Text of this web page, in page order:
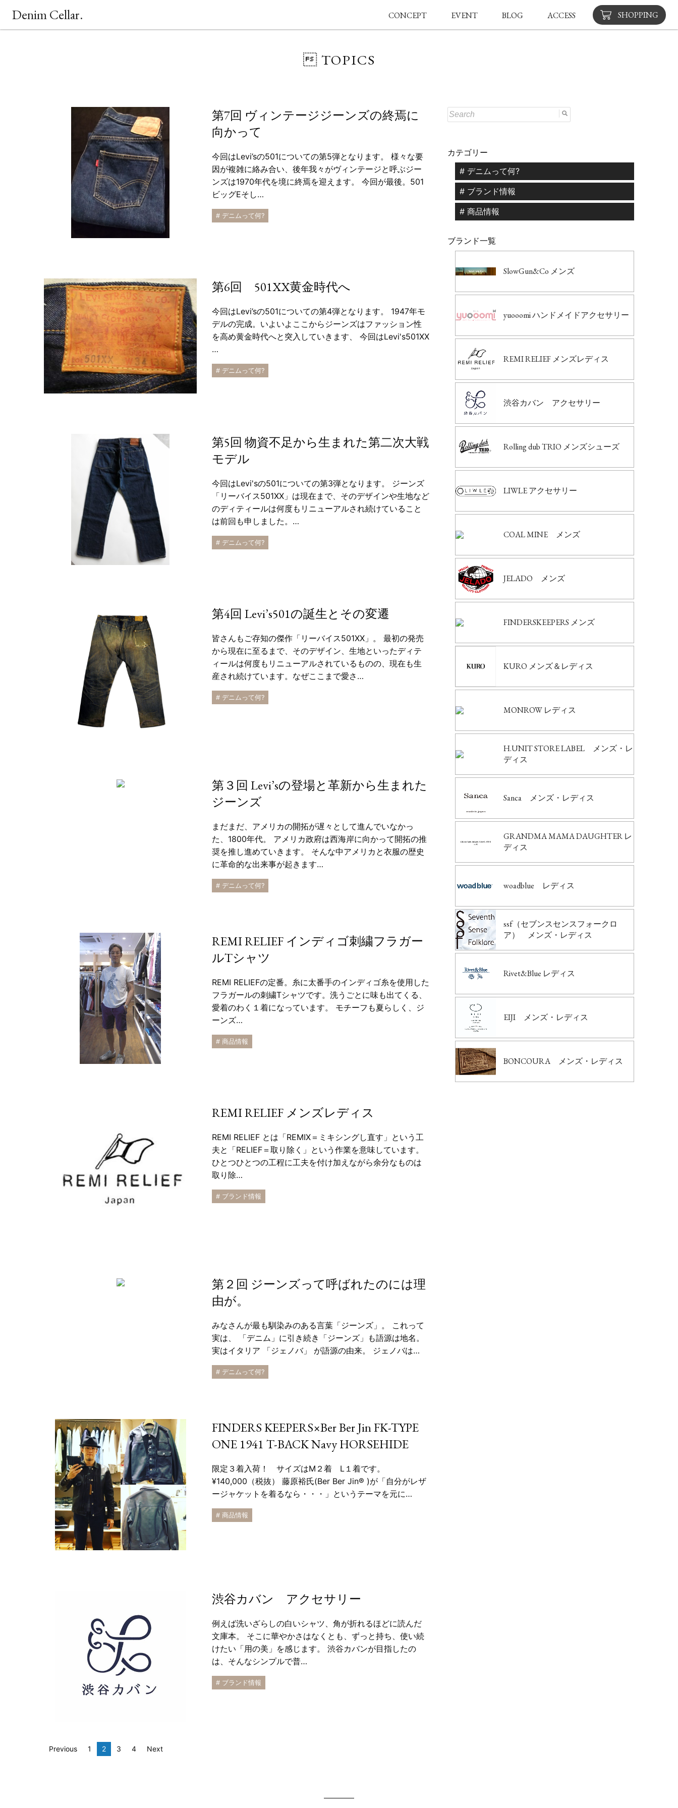
Denim Cellar. CONCEPT EVENT BLOG ACCESS SHOPPING
TOPICS
第7回 ヴィンテージジーンズの終焉に
向かって
今回はLevi’sの501についての第5弾となります。 様々な要
因が複雑に絡み合い、後年我々がヴィンテージと呼ぶジー
ンズは1970年代を境に終焉を迎えます。 今回が最後。501
ビッグEそし…
# デニムって何?
第6回 501XX黄金時代へ
今回はLevi’sの501についての第4弾となります。 1947年モ
デルの完成。いよいよここからジーンズはファッション性
を高め黄金時代へと突入していきます、 今回はLevi's501XX
…
# デニムって何?
第5回 物資不足から生まれた第二次大戦
モデル
今回はLevi'sの501についての第3弾となります。 ジーンズ
「リーバイス501XX」は現在まで、そのデザインや生地など
のディティールは何度もリニューアルされ続けていること
は前回も申しました。…
# デニムって何?
第4回 Levi’s501の誕生とその変遷
皆さんもご存知の傑作「リーバイス501XX」。 最初の発売
から現在に至るまで、そのデザイン、生地といったディテ
ィールは何度もリニューアルされているものの、現在も生
産され続けています。なぜここまで愛さ…
# デニムって何?
第３回 Levi’sの登場と革新から生まれた
ジーンズ
まだまだ、アメリカの開拓が遅々として進んでいなかっ
た、1800年代。 アメリカ政府は西海岸に向かって開拓の推
奨を推し進めていきます。 そんな中アメリカと衣服の歴史
に革命的な出来事が起きます…
# デニムって何?
REMI RELIEF インディゴ刺繍フラガー
ルTシャツ
REMI RELIEFの定番。糸に太番手のインディゴ糸を使用した
フラガールの刺繍Tシャツです。洗うごとに味も出てくる、
愛着のわく１着になっています。 モチーフも夏らしく、ジ
ーンズ…
# 商品情報
REMI RELIEF メンズレディス
REMI RELIEF とは「REMIX＝ミキシングし直す」という工
夫と「RELIEF＝取り除く」という作業を意味しています。
ひとつひとつの工程に工夫を付け加えながら余分なものは
取り除…
# ブランド情報
第２回 ジーンズって呼ばれたのには理
由が。
みなさんが最も馴染みのある言葉「ジーンズ」。 これって
実は、 「デニム」に引き続き「ジーンズ」も語源は地名。
実はイタリア 「ジェノバ」 が語源の由来。 ジェノバは…
# デニムって何?
FINDERS KEEPERS×Ber Ber Jin FK-TYPE
ONE 1941 T-BACK Navy HORSEHIDE
限定３着入荷！ サイズはM２着 L１着です。
¥140,000（税抜） 藤原裕氏(Ber Ber Jin® )が「自分がレザ
ージャケットを着るなら・・・」というテーマを元に…
# 商品情報
渋谷カバン アクセサリー
例えば洗いざらしの白いシャツ、角が折れるほどに読んだ
文庫本。 そこに華やかさはなくとも、ずっと持ち、使い続
けたい「用の美」を感じます。 渋谷カバンが目指したの
は、そんなシンプルで普…
# ブランド情報
Previous 1 2 3 4 Next
カテゴリー
# デニムって何?
# ブランド情報
# 商品情報
ブランド一覧
SlowGun&Co メンズ
yuooomi ハンドメイドアクセサリー
REMI RELIEF メンズレディス
渋谷カバン アクセサリー
Rolling dub TRIO メンズシューズ
LIWLE アクセサリー
COAL MINE メンズ
JELADO メンズ
FINDERSKEEPERS メンズ
KURO メンズ＆レディス
MONROW レディス
H.UNIT STORE LABEL メンズ・レ
ディス
Sanca メンズ・レディス
GRANDMA MAMA DAUGHTER レ
ディス
woadblue レディス
ssf（セブンスセンスフォークロ
ア） メンズ・レディス
Rivet&Blue レディス
EIJI メンズ・レディス
BONCOURA メンズ・レディス